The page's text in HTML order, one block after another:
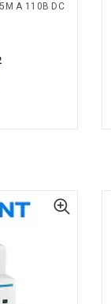
А 110В DC